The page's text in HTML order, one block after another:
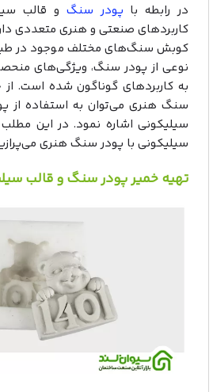
در رابطه با پودر سنگو قالب
کاربردهای صنعتی و هنری متعددی
کوبش سنگ‌های مختلف موجود در
نوعی از پودر سنگ، ویژگی‌های
به کاربردهای گوناگون شده است. از
سنگ هنری می‌توان به استفاده از
سیلیکونی اشاره نمود. در این
سیلیکونی با پودر سنگ هنری
تهیه خمیر پودر سنگ و قالب